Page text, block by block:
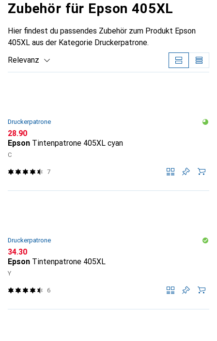
Zubehör für Epson 405XL
Hier findest du passendes Zubehör zum Produkt Epson
405XL aus der Kategorie Druckerpatrone.
Relevanz
Druckerpatrone
CHF
28.90
Epson Tintenpatrone 405XL cyan
C
7
Druckerpatrone
CHF
34.30
Epson Tintenpatrone 405XL
Y
6